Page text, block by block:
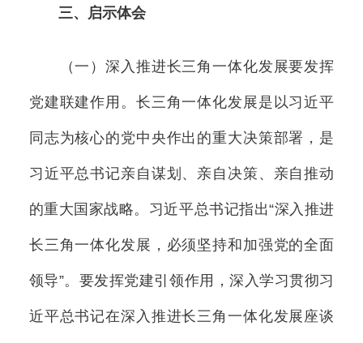
三、启示体会
（一）深入推进长三角一体化发展要发挥
党建联建作用。长三角一体化发展是以习近平
同志为核心的党中央作出的重大决策部署，是
习近平总书记亲自谋划、亲自决策、亲自推动
的重大国家战略。习近平总书记指出“深入推进
长三角一体化发展，必须坚持和加强党的全面
领导”。要发挥党建引领作用，深入学习贯彻习
近平总书记在深入推进长三角一体化发展座谈